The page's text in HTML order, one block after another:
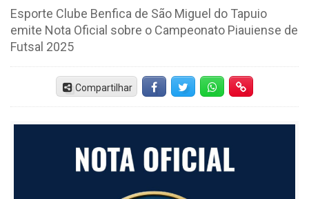
Esporte Clube Benfica de São Miguel do Tapuio
emite Nota Oficial sobre o Campeonato Piauiense de
Futsal 2025
Compartilhar FacebookTwitter Whatsapp